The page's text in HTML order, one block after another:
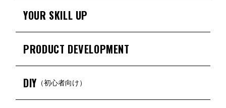
YOUR SKILL UP
PRODUCT DEVELOPMENT
DIY （初心者向け）